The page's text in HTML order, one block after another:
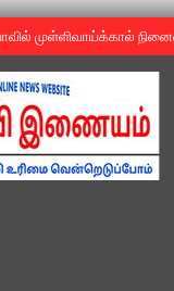
முள்ளிவாய்க்கால்